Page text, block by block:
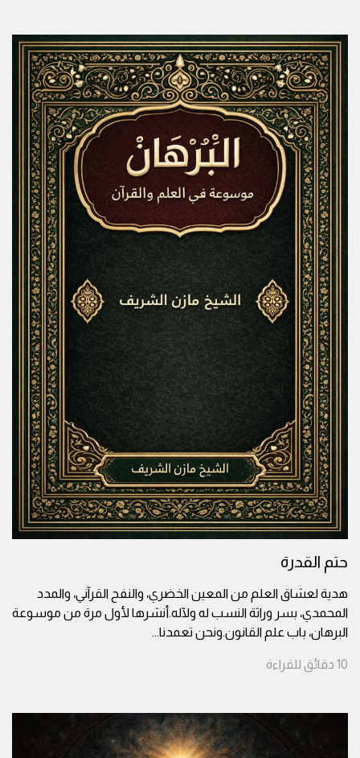
حتم القدرة
هدية لعشاق العلم من المعين الخضري، والنفح القرآني، والمدد
المحمدي، بسر وراثة النسب له ولآله.أنشرها لأول مرة من موسوعة
البرهان، باب علم القانون.ونحن تعمدنا...
10 دقائق للقراءة